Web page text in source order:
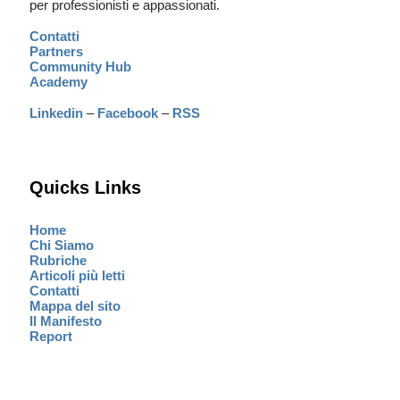
per professionisti e appassionati.
Contatti
Partners
Community Hub
Academy
Linkedin – Facebook – RSS
Quicks Links
Home
Chi Siamo
Rubriche
Articoli più letti
Contatti
Mappa del sito
Il Manifesto
Report